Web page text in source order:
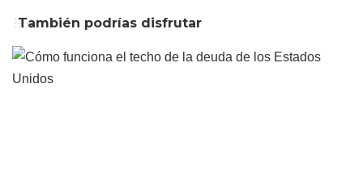
También podrías disfrutar